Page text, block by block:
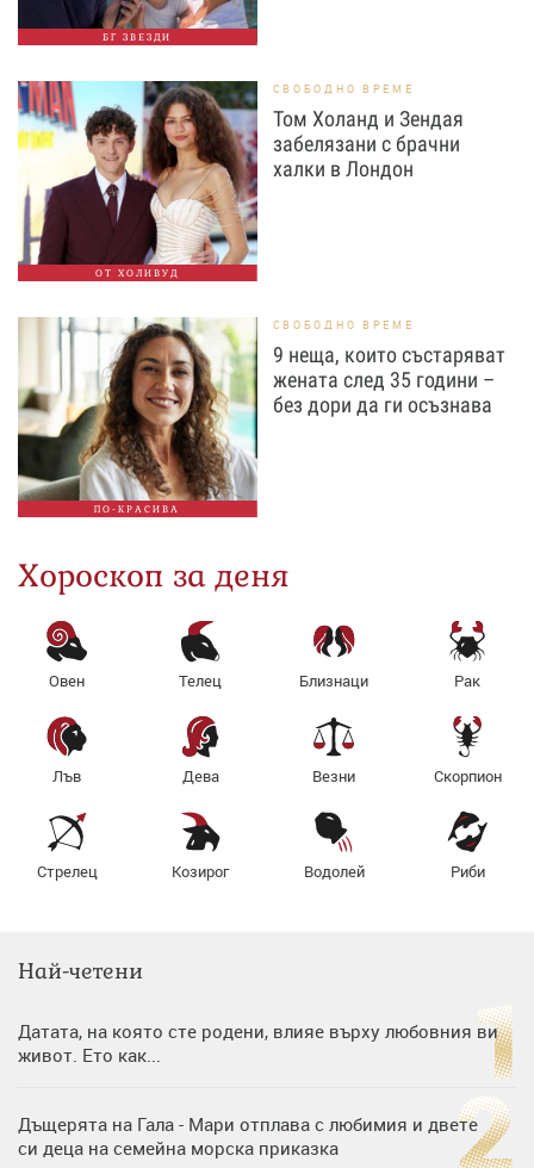
БГ ЗВЕЗДИ
ОТ ХОЛИВУД
СВОБОДНО ВРЕМЕ
Том Холанд и Зендая
забелязани с брачни
халки в Лондон
ПО-КРАСИВА
СВОБОДНО ВРЕМЕ
9 неща, които състаряват
жената след 35 години –
без дори да ги осъзнава
Хороскоп за деня
Овен Телец Близнаци Рак
Лъв Дева Везни Скорпион
Стрелец Козирог Водолей Риби
Най-четени
Датата, на която сте родени, влияе върху любовния ви
живот. Ето как...
Дъщерята на Гала - Мари отплава с любимия и двете
си деца на семейна морска приказка